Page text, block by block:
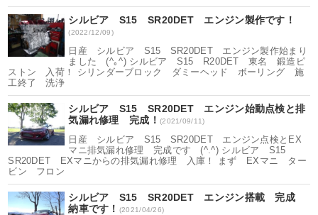
シルビア S15 SR20DET エンジン製作です！
(2022/12/09)
日産 シルビア S15 SR20DET エンジン製作始まり
ました (^｡^) シルビア S15 R20DET 東名 鍛造ピ
ストン 入荷！ シリンダーブロック ダミーヘッド ボーリング 施
工終了 洗浄
シルビア S15 SR20DET エンジン始動点検と排
気漏れ修理 完成！ (2021/09/11)
日産 シルビア S15 SR20DET エンジン点検とEX
マニ排気漏れ修理 完成です (^.^) シルビア S15
SR20DET EXマニからの排気漏れ修理 入庫！ まず EXマニ ター
ビン フロン
シルビア S15 SR20DET エンジン搭載 完成
納車です！ (2021/04/26)